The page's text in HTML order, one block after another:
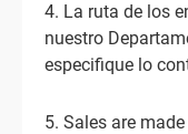
4. La ruta de los
nuestro
especifique lo
5. Sales are